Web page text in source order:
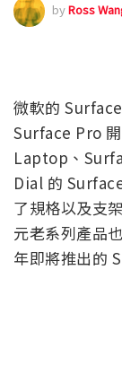
byRoss
微軟的
Surface Pro
Laptop、
Dial 的
了規格以及支
元老系列產品
年即將推出的